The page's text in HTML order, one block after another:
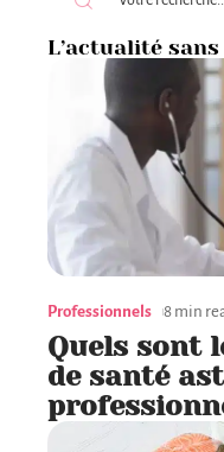
L’actualité sans
Professionnels 8 min
Quels sont
de santé